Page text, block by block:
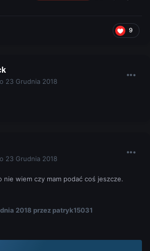
9
23 Grudnia 2018
23 Grudnia 2018
nie wiem czy mam podać coś jeszcze.
2018 przez patryk15031